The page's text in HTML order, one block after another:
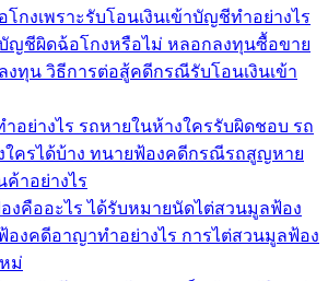
กงเพราะรับโอนเงินเข้าบัญชีทำอย่างไร
บัญชีผิดฉ้อโกงหรือไม่ หลอกลงทุนซื้อขาย
งทุน วิธีการต่อสู้คดีกรณีรับโอนเงินเข้า
อย่างไร รถหายในห้างใครรับผิดชอบ รถ
ใครได้บ้าง ทนายฟ้องคดีกรณีรถสูญหาย
าอย่างไร
งคืออะไร ได้รับหมายนัดไต่สวนมูลฟ้อง
องคดีอาญาทำอย่างไร การไต่สวนมูลฟ้อง
ม่